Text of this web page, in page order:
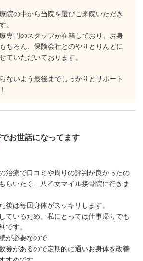
院の中から当院を選びご来院いただき
。
専門のスタッフが在籍しており、お身
ちろん、保険会社とのやりとりんどに
ていただいております。
ないよう最後までしっかりとサポート
お世話になってます
治療で口コミや周りの評判が良かったの
らいたく、八乙女マイル接骨院に行きま
後は毎回身体がスッキリします。
ているため、私にとっては仕事帰りでも
です。
が必要なので
券があるので定期的に通いお身体を改善